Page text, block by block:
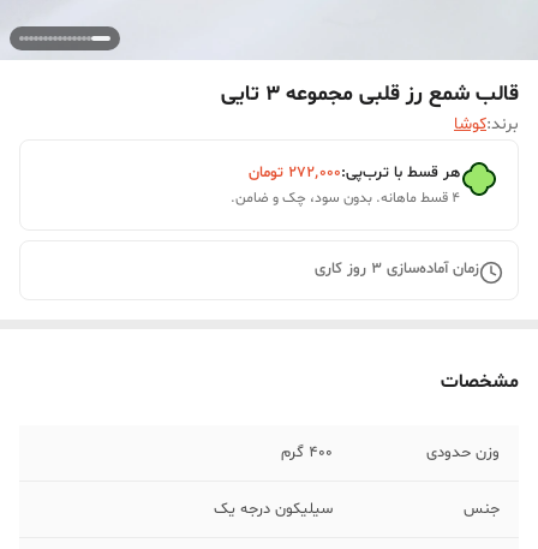
قالب شمع رز قلبی مجموعه 3 تایی
برند:کوشا
هر قسط با ترب‌پی:۲۷۲٬۰۰۰ تومان
۴ قسط ماهانه. بدون سود، چک و ضامن.
زمان آماده‌سازی 3 روز کاری
مشخصات
وزن حدودی 400 گرم
جنس سیلیکون درجه یک